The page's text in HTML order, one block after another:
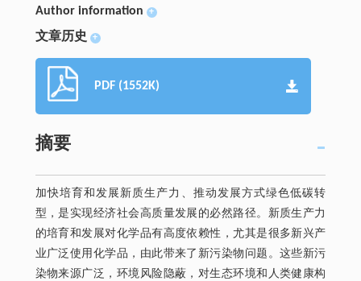
Author information +
文章历史 +
PDF (1552K)
摘要
加快培育和发展新质生产力、推动发展方式绿色低碳转
型，是实现经济社会高质量发展的必然路径。新质生产力
的培育和发展对化学品有高度依赖性，尤其是很多新兴产
业广泛使用化学品，由此带来了新污染物问题。这些新污
染物来源广泛，环境风险隐蔽，对生态环境和人类健康构